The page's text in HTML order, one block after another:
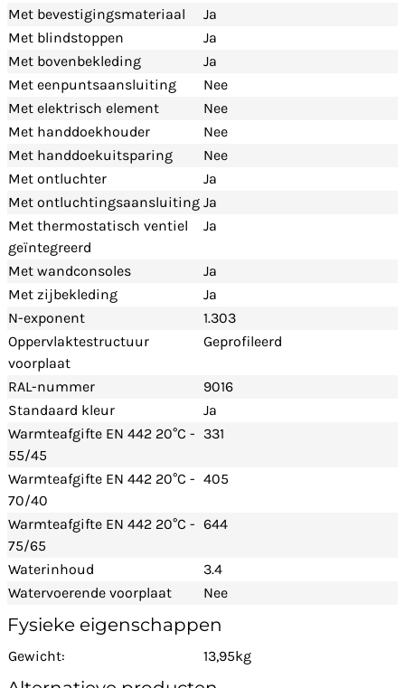
Met bevestigingsmateriaal
Ja
Met blindstoppen
Ja
Met bovenbekleding
Ja
Met eenpuntsaansluiting
Nee
Met elektrisch element
Nee
Met handdoekhouder
Nee
Met handdoekuitsparing
Nee
Met ontluchter
Ja
Met ontluchtingsaansluiting Ja
Met thermostatisch ventiel
geïntegreerd
Ja
Met wandconsoles
Ja
Met zijbekleding
Ja
N-exponent
1.303
Oppervlaktestructuur
voorplaat
Geprofileerd
RAL-nummer
9016
Standaard kleur
Ja
Warmteafgifte EN 442 20°C -
55/45
331
Warmteafgifte EN 442 20°C -
70/40
405
Warmteafgifte EN 442 20°C -
75/65
644
Waterinhoud
3.4
Watervoerende voorplaat
Nee
Fysieke eigenschappen
Gewicht: 13,95kg